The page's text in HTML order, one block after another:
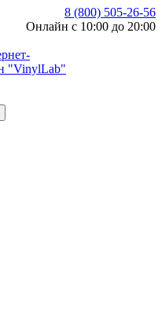
8 (800) 505-26-56
Онлайн с 10:00 до 20:00